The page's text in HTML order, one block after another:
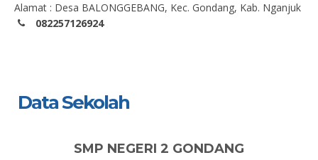
Alamat : Desa BALONGGEBANG, Kec. Gondang, Kab. Nganjuk
082257126924
Data Sekolah
SMP NEGERI 2 GONDANG